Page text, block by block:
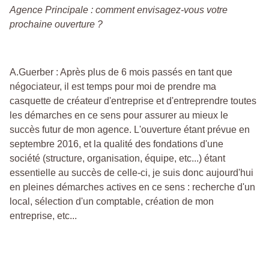
Agence Principale : comment envisagez-vous votre
prochaine ouverture ?
A.Guerber : Après plus de 6 mois passés en tant que
négociateur, il est temps pour moi de prendre ma
casquette de créateur d'entreprise et d'entreprendre toutes
les démarches en ce sens pour assurer au mieux le
succès futur de mon agence. L'ouverture étant prévue en
septembre 2016, et la qualité des fondations d'une
société (structure, organisation, équipe, etc...) étant
essentielle au succès de celle-ci, je suis donc aujourd'hui
en pleines démarches actives en ce sens : recherche d'un
local, sélection d'un comptable, création de mon
entreprise, etc...